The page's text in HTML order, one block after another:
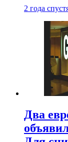
2 года
Два